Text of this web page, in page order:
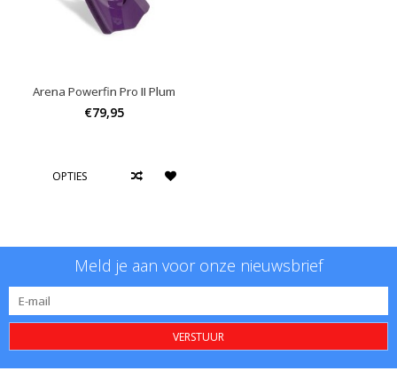
Arena Powerfin Pro II Plum
€79,95
OPTIES
Meld je aan voor onze nieuwsbrief
VERSTUUR